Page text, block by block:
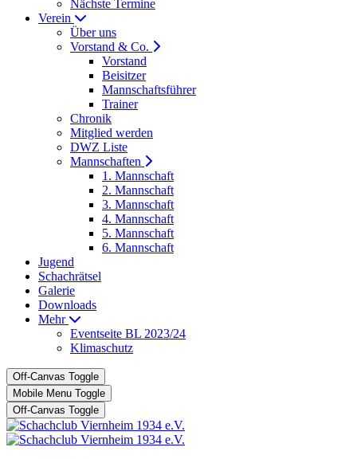
Nächste Termine
Verein
Über uns
Vorstand & Co.
Vorstand
Beisitzer
Mannschaftsführer
Trainer
Chronik
Mitglied werden
DWZ Liste
Mannschaften
1. Mannschaft
2. Mannschaft
3. Mannschaft
4. Mannschaft
5. Mannschaft
6. Mannschaft
Jugend
Schachrätsel
Galerie
Downloads
Mehr
Eventseite BL 2023/24
Klimaschutz
Off-Canvas Toggle
Mobile Menu Toggle
Off-Canvas Toggle